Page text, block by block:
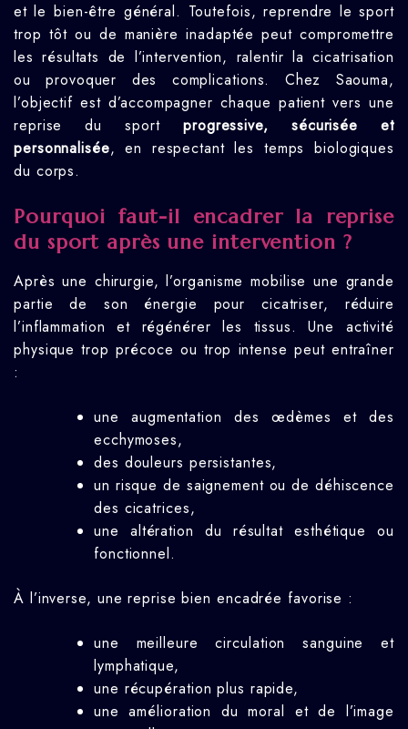
et le bien-être général. Toutefois, reprendre le sport
trop tôt ou de manière inadaptée peut compromettre
les résultats de l’intervention, ralentir la cicatrisation
ou provoquer des complications. Chez Saouma,
l’objectif est d’accompagner chaque patient vers une
reprise du sportprogressive, sécurisée et
personnalisée, en respectant les temps biologiques
du corps.
Pourquoi faut-il encadrer la reprise
du sport après une intervention ?
Après une chirurgie, l’organisme mobilise une grande
partie de son énergie pour cicatriser, réduire
l’inflammation et régénérer les tissus. Une activité
physique trop précoce ou trop intense peut entraîner
:
une augmentation des œdèmes et des
ecchymoses,
des douleurs persistantes,
un risque de saignement ou de déhiscence
des cicatrices,
une altération du résultat esthétique ou
fonctionnel.
À l’inverse, une reprise bien encadrée favorise :
une meilleure circulation sanguine et
lymphatique,
une récupération plus rapide,
une amélioration du moral et de l’image